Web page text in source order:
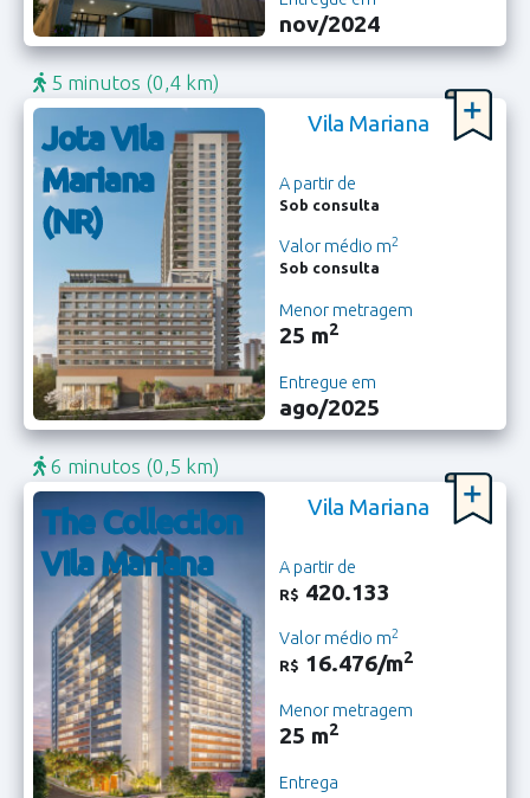
nov/2024
5 minutos (0,4 km)
Jota Vila
Mariana
(NR)
Vila Mariana
A partir de
Sob consulta
Valor médio m2
Sob consulta
Menor metragem
25 m2
Entregue em
ago/2025
6 minutos (0,5 km)
The Collection
Vila Mariana
Vila Mariana
A partir de
R$ 420.133
Valor médio m2
R$ 16.476/m2
Menor metragem
25 m2
Entrega